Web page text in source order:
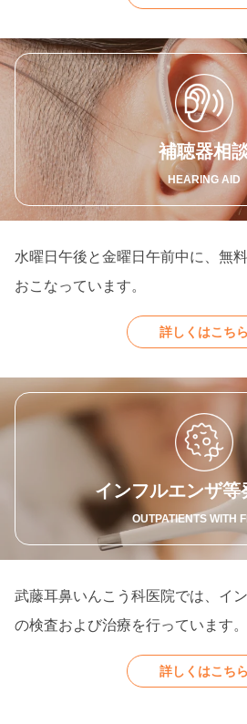
補聴器相
HEARING AID
水曜日午後と金曜日午前中に、無
おこなっています。
詳しくはこちら
インフルエンザ等
OUTPATIENTS WITH
武藤耳鼻いんこう科医院では、イ
の検査および治療を行っています。
詳しくはこちら